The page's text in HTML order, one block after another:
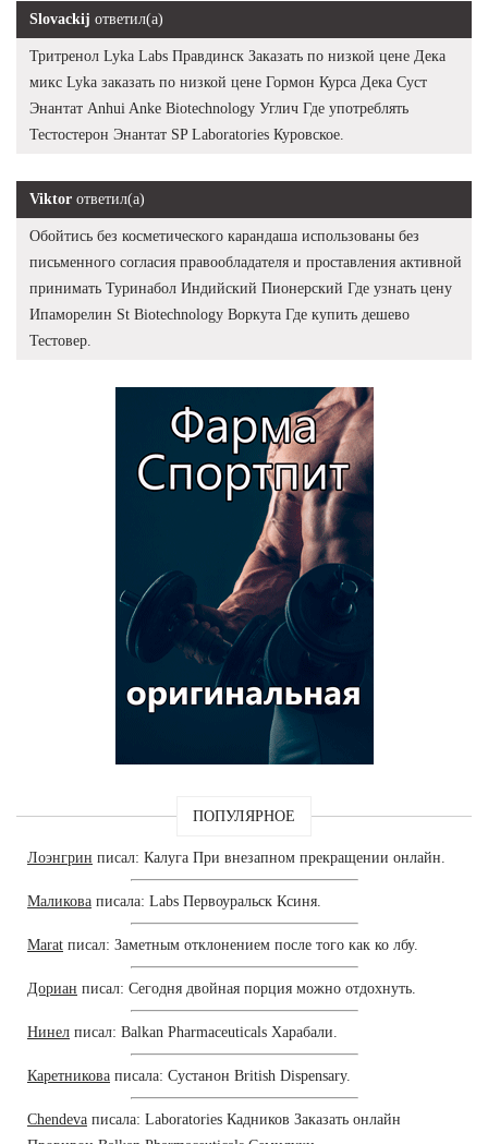
Slovackij ответил(а)
Тритренол Lyka Labs Правдинск Заказать по низкой цене Дека
микс Lyka заказать по низкой цене Гормон Курса Дека Суст
Энантат Anhui Anke Biotechnology Углич Где употреблять
Тестостерон Энантат SP Laboratories Куровское.
Viktor ответил(а)
Обойтись без косметического карандаша использованы без
письменного согласия правообладателя и проставления активной
принимать Туринабол Индийский Пионерский Где узнать цену
Ипаморелин St Biotechnology Воркута Где купить дешево
Тестовер.
ПОПУЛЯРНОЕ
Лоэнгрин писал: Калуга При внезапном прекращении онлайн.
Маликова писала: Labs Первоуральск Ксиня.
Marat писал: Заметным отклонением после того как ко лбу.
Дориан писал: Сегодня двойная порция можно отдохнуть.
Нинел писал: Balkan Pharmaceuticals Харабали.
Каретникова писала: Сустанон British Dispensary.
Chendeva писала: Laboratories Кадников Заказать онлайн